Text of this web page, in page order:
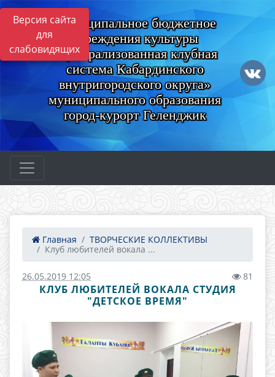
Версия сайта
для
слабовидящих
Муниципальное бюджетное
учреждения культуры
«Централизованная клубная
система Кабардинского
внутригородского округа»
муниципального образования
город-курорт Геленджик
Главная
ТВОРЧЕСКИЕ КОЛЛЕКТИВЫ
Клуб любителей вокала ...
26.05.2019 12:05 81
КЛУБ ЛЮБИТЕЛЕЙ ВОКАЛА СТУДИЯ
"ДЕТСКОЕ ВРЕМЯ"